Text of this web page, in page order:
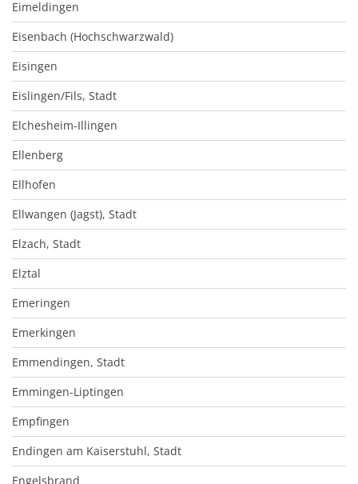
Eimeldingen
Eisenbach (Hochschwarzwald)
Eisingen
Eislingen/Fils, Stadt
Elchesheim-Illingen
Ellenberg
Ellhofen
Ellwangen (Jagst), Stadt
Elzach, Stadt
Elztal
Emeringen
Emerkingen
Emmendingen, Stadt
Emmingen-Liptingen
Empfingen
Endingen am Kaiserstuhl, Stadt
Engelsbrand